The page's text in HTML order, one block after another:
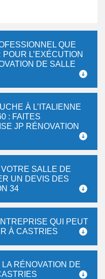
QUE
L’EXÉCUTION
DE SALLE
À L’ITALIENNE
: FAITES
JP RÉNOVATION
SALLE DE
UN DEVIS DES
34
QUI PEUT
À CASTRIES
RÉNOVATION DE